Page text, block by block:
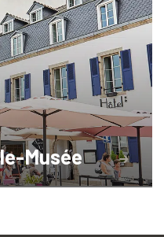
Musée